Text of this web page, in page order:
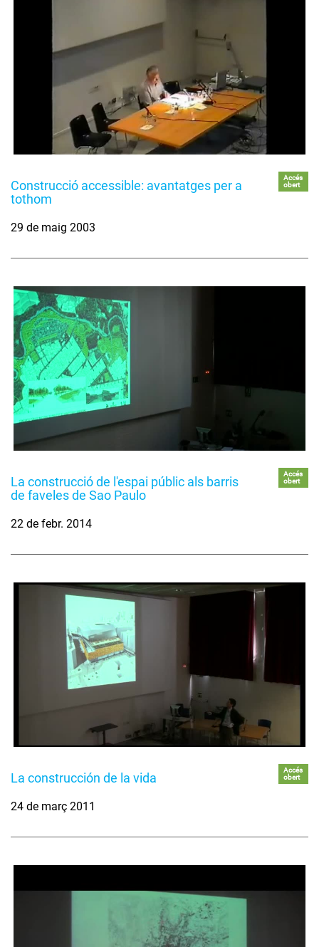
Construcció accessible: avantatges per a
tothom
Accés
obert
29 de maig 2003
La construcció de l'espai públic als barris
de faveles de Sao Paulo
Accés
obert
22 de febr. 2014
La construcción de la vida
Accés
obert
24 de març 2011